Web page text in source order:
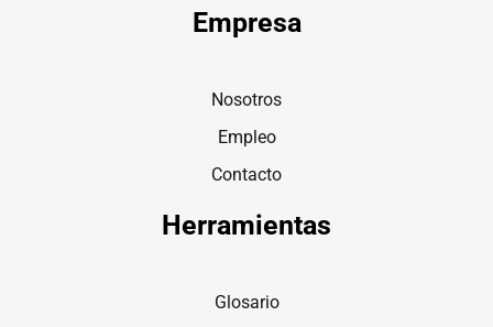
Empresa
Nosotros
Empleo
Contacto
Herramientas
Glosario